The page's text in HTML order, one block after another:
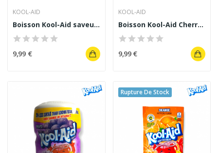
KOOL-AID
Boisson Kool-Aid saveur Tropical punch 538g
9,99 €
KOOL-AID
Boisson Kool-Aid Cherry saveur cerise 538 g
9,99 €
Rupture De Stock